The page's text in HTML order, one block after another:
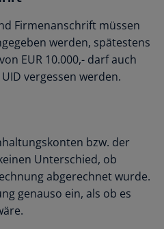
Firmenanschrift müssen
werden, spätestens
EUR 10.000,- darf auch
vergessen werden.
bzw. der
Unterschied, ob
abgerechnet wurde.
genauso ein, als ob es